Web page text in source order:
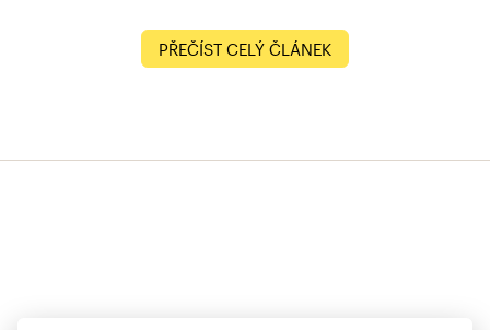
PŘEČÍST CELÝ ČLÁNEK